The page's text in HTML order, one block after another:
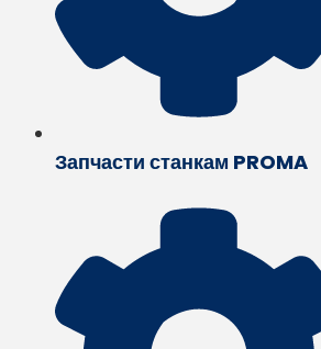
Запчасти станкам PROMA